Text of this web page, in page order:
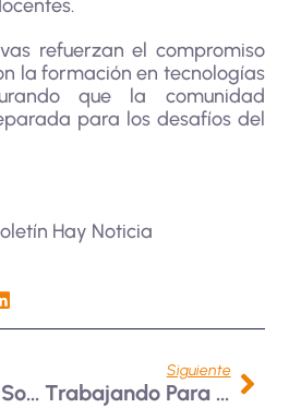
refuerzan el compromiso
la formación en tecnologías
que la comunidad
para los desafíos del
Hay Noticia
Se Avecina La Socialización De Proyectos De Semillero En Red
Siguiente
Trabajando Para Mejorar La Experiencia De Nuestros Usuarios